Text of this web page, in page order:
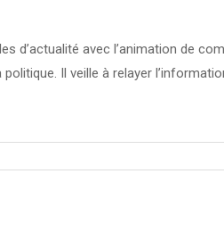
d’actualité avec l’animation de
Il veille à relayer